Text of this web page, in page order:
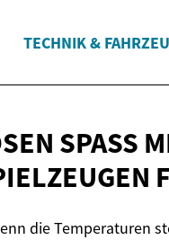
TECHNIK &
SPASS
die Temperaturen